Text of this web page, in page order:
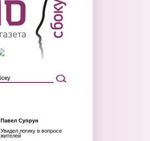
Павел Супрун
Увидел логику в вопросе
жителей